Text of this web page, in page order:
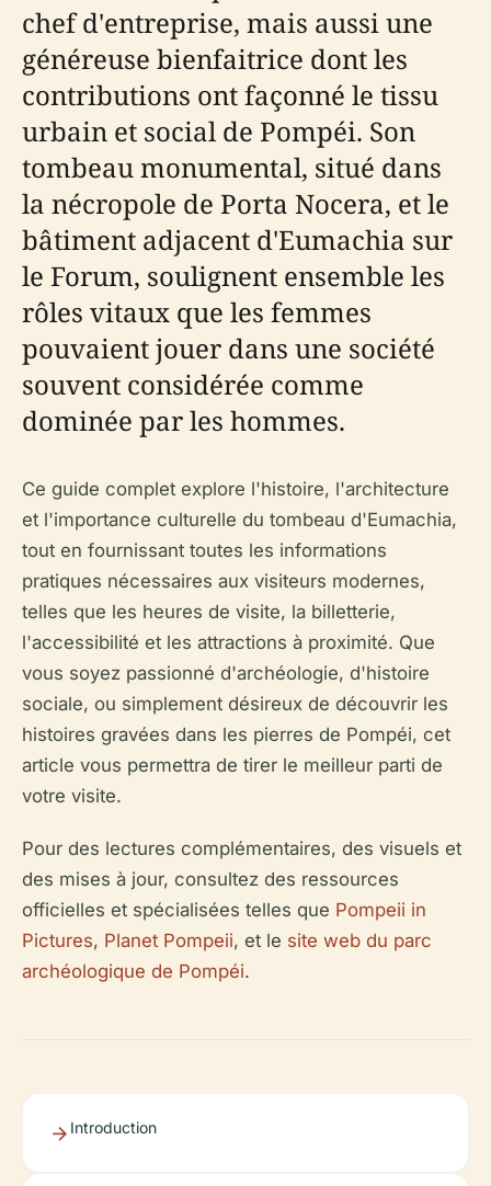
chef d'entreprise, mais aussi une
généreuse bienfaitrice dont les
contributions ont façonné le tissu
urbain et social de Pompéi. Son
tombeau monumental, situé dans
la nécropole de Porta Nocera, et le
bâtiment adjacent d'Eumachia sur
le Forum, soulignent ensemble les
rôles vitaux que les femmes
pouvaient jouer dans une société
souvent considérée comme
dominée par les hommes.
Ce guide complet explore l'histoire, l'architecture
et l'importance culturelle du tombeau d'Eumachia,
tout en fournissant toutes les informations
pratiques nécessaires aux visiteurs modernes,
telles que les heures de visite, la billetterie,
l'accessibilité et les attractions à proximité. Que
vous soyez passionné d'archéologie, d'histoire
sociale, ou simplement désireux de découvrir les
histoires gravées dans les pierres de Pompéi, cet
article vous permettra de tirer le meilleur parti de
votre visite.
Pour des lectures complémentaires, des visuels et
des mises à jour, consultez des ressources
officielles et spécialisées telles que Pompeii in
Pictures, Planet Pompeii, et le site web du parc
archéologique de Pompéi.
Introduction